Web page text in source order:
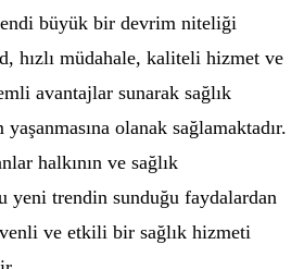
büyük bir devrim niteliği
hızlı müdahale, kaliteli hizmet ve
avantajlar sunarak sağlık
olanak sağlamaktadır.
halkının ve sağlık
yeni trendin sunduğu faydalardan
ve etkili bir sağlık hizmeti